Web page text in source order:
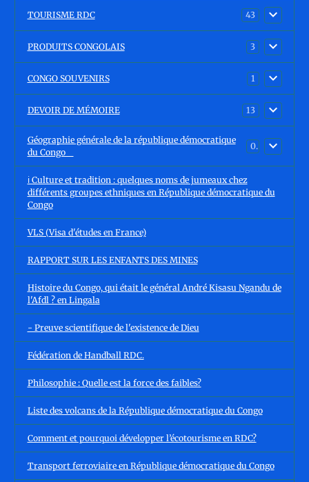
TOURISME RDC 43
PRODUITS CONGOLAIS 3
CONGO SOUVENIRS 1
DEVOIR DE MÉMOIRE 13
Géographie générale de la république démocratique
du Congo
0
ℹ️ Culture et tradition : quelques noms de jumeaux chez
différents groupes ethniques en République démocratique du
Congo
VLS (Visa d'études en France)
RAPPORT SUR LES ENFANTS DES MINES
Histoire du Congo, qui était le général André Kisasu Ngandu de
l'Afdl ? en Lingala
- Preuve scientifique de l'existence de Dieu
Fédération de Handball RDC.
Philosophie : Quelle est la force des faibles?
Liste des volcans de la République démocratique du Congo
Comment et pourquoi développer l’écotourisme en RDC?
Transport ferroviaire en République démocratique du Congo